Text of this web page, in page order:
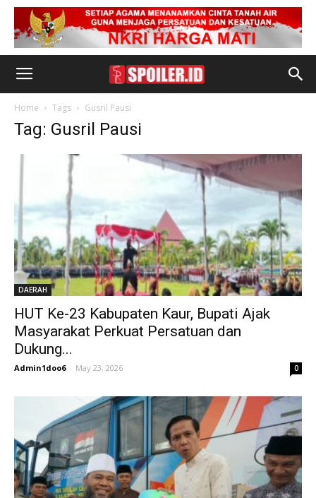
Home Tags Gusril Pausi
Tag: Gusril Pausi
DAERAH
HUT Ke-23 Kabupaten Kaur, Bupati Ajak
Masyarakat Perkuat Persatuan dan
Dukung...
Admin1doo6 - May 23, 2026 0